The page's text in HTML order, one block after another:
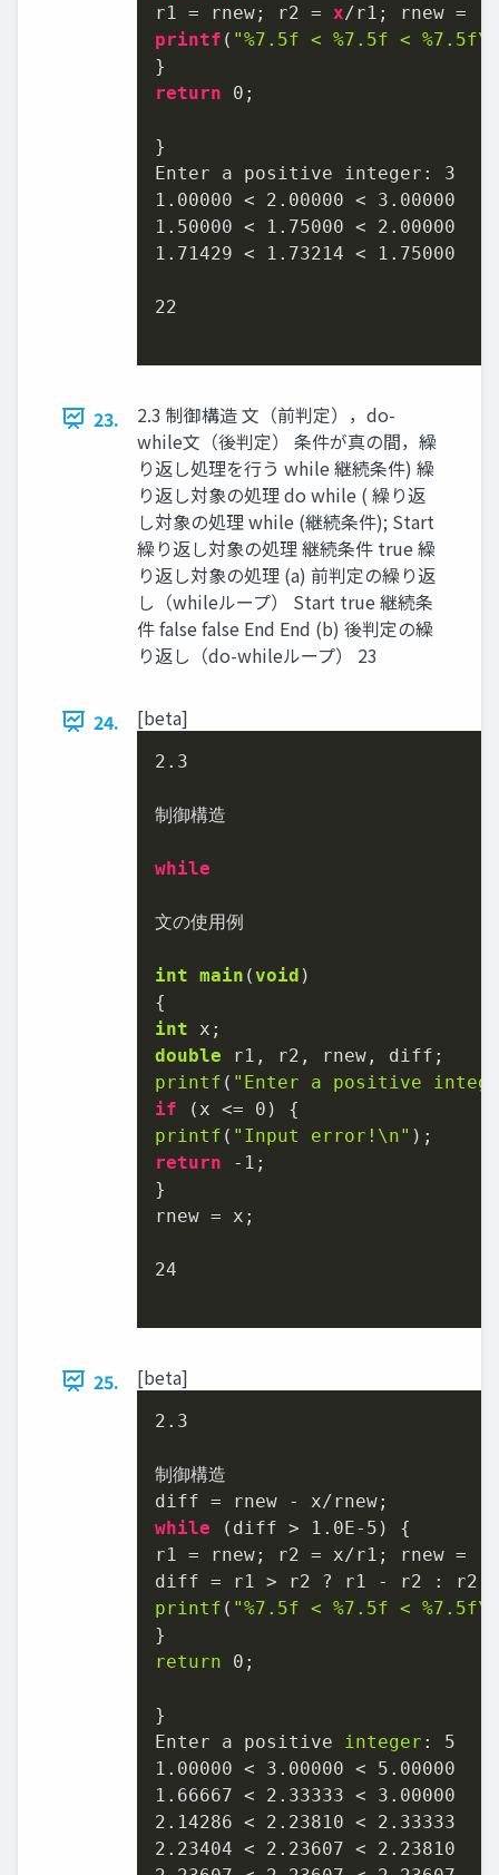
r1 = rnew; r2 = x/r1; rnew =
printf ( "%7.5f < %7.5f <
return
0 ;
}
Enter a positive integer: 3
1.00000 < 2.00000 < 3.00000
1.50000 < 1.75000 < 2.00000
1.71429 < 1.73214 < 1.75000
22
23.
2.3 制御構造 文（前判定），do-
while文（後判定） 条件が真の間，繰
り返し処理を行う while 継続条件) 繰
り返し対象の処理 do while ( 繰り返
し対象の処理 while (継続条件); Start
繰り返し対象の処理 継続条件 true 繰
り返し対象の処理 (a) 前判定の繰り返
し（whileループ） Start true 継続条
件 false false End End (b) 後判定の繰
り返し（do-whileループ） 23
24. [beta]
2.3
制御構造
while
文の使用例
int main (void )
int
double
printf ( "Enter a positive
if (x <= 0
printf ( "Input error!\n"
return
-1 ;
}
rnew = x;
24
25. [beta]
2.3
制御構造
while (diff > 1.0E-5) {
r1 = rnew; r2 = x/r1; rnew =
printf ( "%7.5f < %7.5f <
return 0;
}
Enter a positive
integer : 5
1.00000 < 3.00000 < 5.00000
1.66667 < 2.33333 < 3.00000
2.14286 < 2.23810 < 2.33333
2.23404 < 2.23607 < 2.23810